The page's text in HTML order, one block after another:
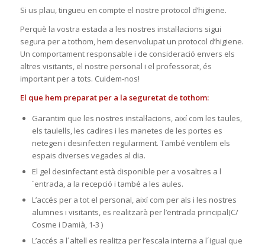
Si us plau, tingueu en compte el nostre protocol d’higiene.
Perquè la vostra estada a les nostres instal·lacions sigui
segura per a tothom, hem desenvolupat un protocol d’higiene.
Un comportament responsable i de consideració envers els
altres visitants, el nostre personal i el professorat, és
important per a tots. Cuidem-nos!
El que hem preparat per a la seguretat de tothom:
Garantim que les nostres instal·lacions, així com les taules,
els taulells, les cadires i les manetes de les portes es
netegen i desinfecten regularment. També ventilem els
espais diverses vegades al dia.
El gel desinfectant està disponible per a vosaltres a l
´entrada, a la recepció i també a les aules.
L’accés per a tot el personal, així com per als i les nostres
alumnes i visitants, es realitzarà per l’entrada principal(C/
Cosme i Damià, 1-3 )
L’accés a l´altell es realitza per l’escala interna a l´igual que